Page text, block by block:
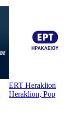
ERT Heraklion
Heraklion, Pop